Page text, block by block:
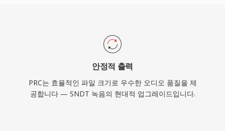
안정적 출력
PRC는 효율적인 파일 크기로 우수한 오디오 품질을 제
공합니다 — SNDT 녹음의 현대적 업그레이드입니다.